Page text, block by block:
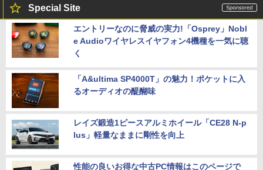
Special Site
エントリーなのに脅威の実力!「Osprey」Nobl
e Audioワイヤレスイヤフォン4機種を一気に聴
く
「A&ultima SP4000T」の魅力！ポケットに入
るオーディオの醍醐味
レイズ鍛造1ピースアルミホイール「CE28 N-p
lus」軽量なままに剛性を向上
性能の良いお得な中古PC情報はこのページで